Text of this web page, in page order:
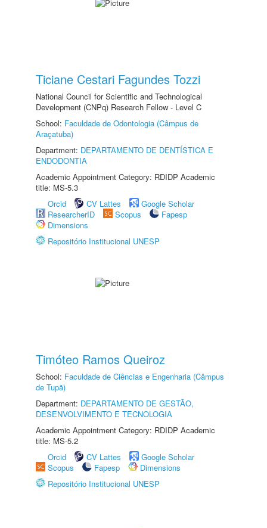
Ticiane Cestari Fagundes Tozzi
National Council for Scientific and Technological
Development (CNPq) Research Fellow - Level C
School: Faculdade de Odontologia (Câmpus de
Araçatuba)
Department: DEPARTAMENTO DE DENTÍSTICA E
ENDODONTIA
Academic Appointment Category: RDIDP Academic
title: MS-5.3
Orcid
CV Lattes
Google Scholar
ResearcherID
Scopus
Fapesp
Dimensions
Repositório Institucional UNESP
Timóteo Ramos Queiroz
School: Faculdade de Ciências e Engenharia (Câmpus
de Tupã)
Department: DEPARTAMENTO DE GESTÃO,
DESENVOLVIMENTO E TECNOLOGIA
Academic Appointment Category: RDIDP Academic
title: MS-5.2
Orcid
CV Lattes
Google Scholar
Scopus
Fapesp
Dimensions
Repositório Institucional UNESP